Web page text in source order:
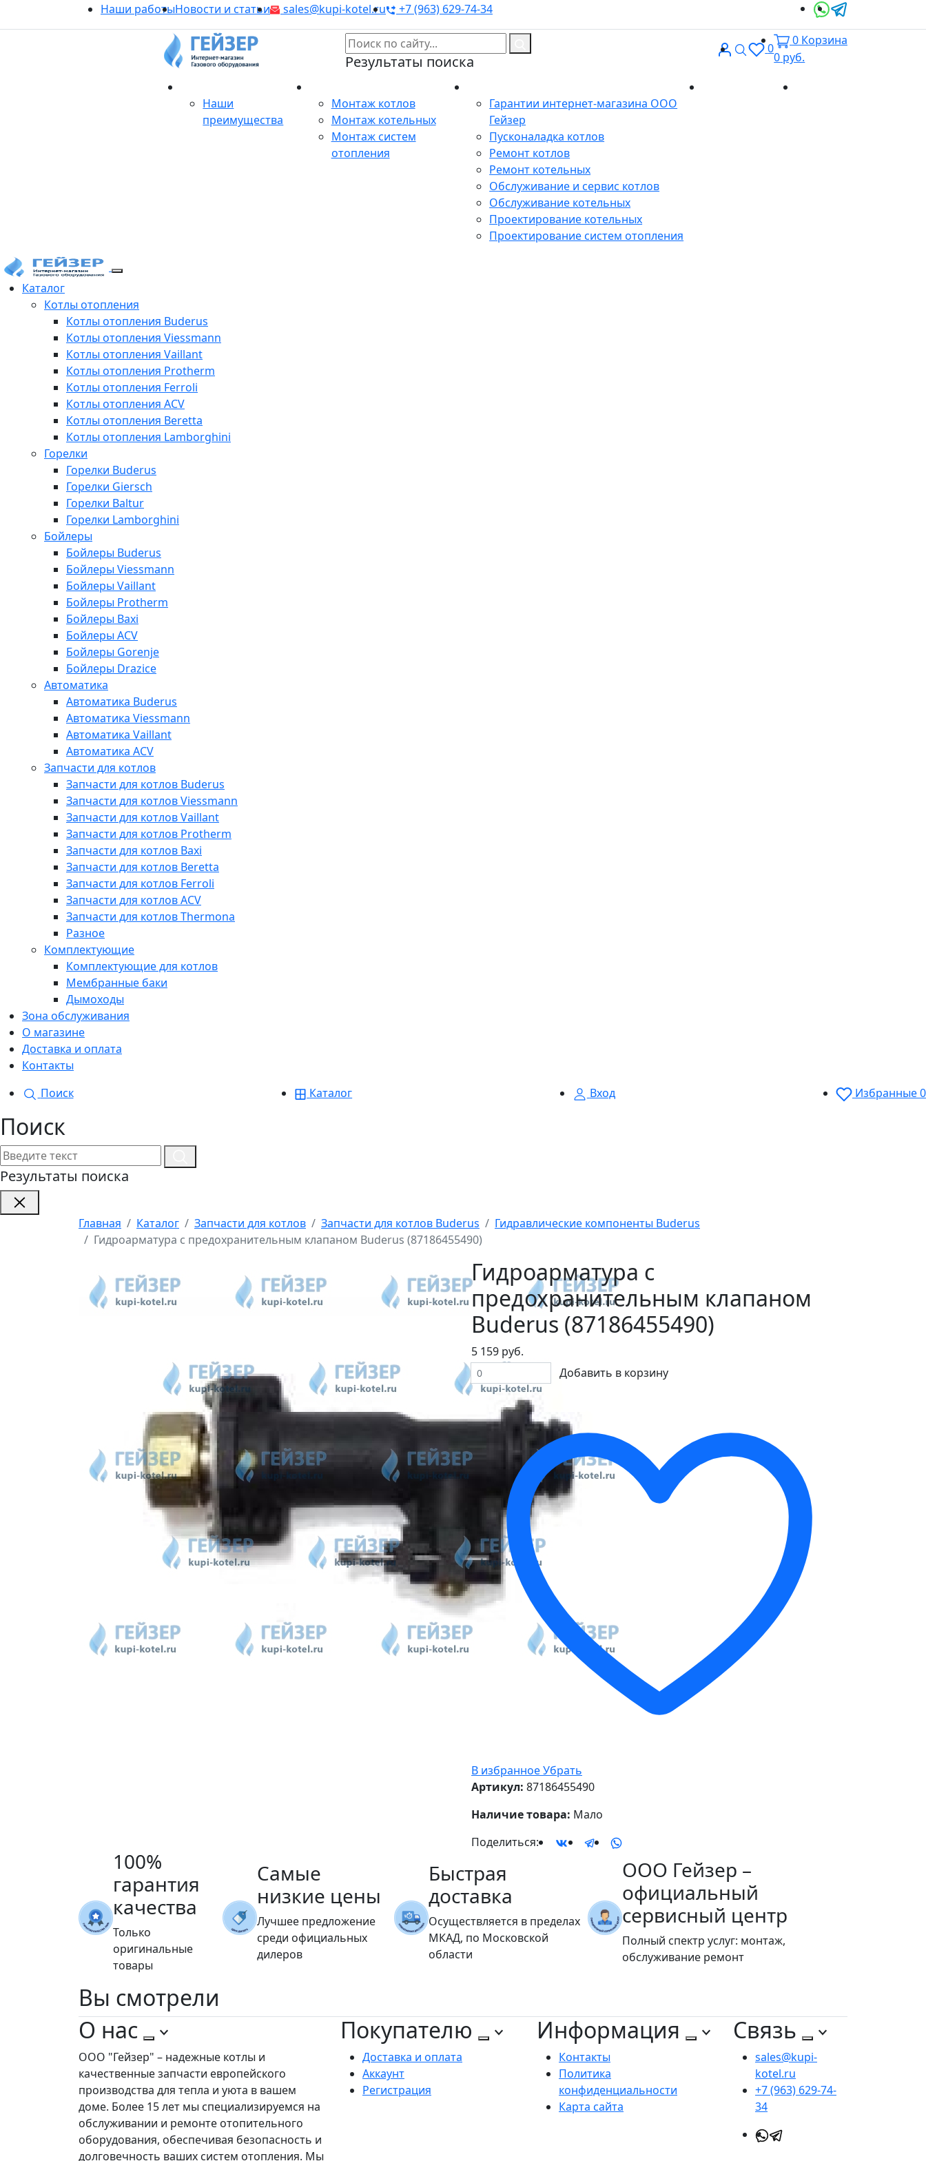
Наши работыНовости и статьи sales@kupi-kotel.ru +7 (963) 629-74-34
Результаты поиска
ВходПоиск
0
0 Корзина
0 руб.
Наши
преимущества
Монтаж котлов
Монтаж котельных
Монтаж систем
отопления
Гарантии интернет-магазина ООО
Гейзер
Пусконаладка котлов
Ремонт котлов
Ремонт котельных
Обслуживание и сервис котлов
Обслуживание котельных
Проектирование котельных
Проектирование систем отопления
Каталог
Котлы отопления
Котлы отопления Buderus
Котлы отопления Viessmann
Котлы отопления Vaillant
Котлы отопления Protherm
Котлы отопления Ferroli
Котлы отопления ACV
Котлы отопления Beretta
Котлы отопления Lamborghini
Горелки
Горелки Buderus
Горелки Giersch
Горелки Baltur
Горелки Lamborghini
Бойлеры
Бойлеры Buderus
Бойлеры Viessmann
Бойлеры Vaillant
Бойлеры Protherm
Бойлеры Baxi
Бойлеры ACV
Бойлеры Gorenje
Бойлеры Drazice
Автоматика
Автоматика Buderus
Автоматика Viessmann
Автоматика Vaillant
Автоматика ACV
Запчасти для котлов
Запчасти для котлов Buderus
Запчасти для котлов Viessmann
Запчасти для котлов Vaillant
Запчасти для котлов Protherm
Запчасти для котлов Baxi
Запчасти для котлов Beretta
Запчасти для котлов Ferroli
Запчасти для котлов ACV
Запчасти для котлов Thermona
Разное
Комплектующие
Комплектующие для котлов
Мембранные баки
Дымоходы
Зона обслуживания
О магазине
Доставка и оплата
Контакты
Поиск
Каталог Вход Избранные0
Поиск
Результаты поиска
Главная Каталог Запчасти для котлов Запчасти для котлов Buderus
Гидравлические компоненты Buderus
Гидроарматура с предохранительным клапаном Buderus (87186455490)
Гидроарматура с
предохранительным клапаном
Buderus (87186455490)
5 159 руб.
Добавить в корзину
В избранноеУбрать
Артикул: 87186455490
Наличие товара: Мало
Поделиться:
100%
гарантия
качества
Только
оригинальные
товары
Самые
низкие цены
Лучшее предложение
среди официальных
дилеров
Быстрая
доставка
Осуществляется в пределах
МКАД, по Московской
области
ООО Гейзер –
официальный
сервисный центр
Полный спектр услуг: монтаж,
обслуживание ремонт
Вы смотрели
О нас
ООО "Гейзер" – надежные котлы и
качественные запчасти европейского
производства для тепла и уюта в вашем
доме. Более 15 лет мы специализируемся на
обслуживании и ремонте отопительного
оборудования, обеспечивая безопасность и
долговечность ваших систем отопления. Мы
Покупателю
Доставка и оплата
Аккаунт
Регистрация
Информация
Контакты
Политика
конфиденциальности
Карта сайта
Связь
sales@kupi-
kotel.ru
+7 (963) 629-74-
34